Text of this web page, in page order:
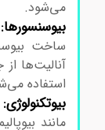
می‌شود.خرید
بیوسنسورها:
ساخت
آنالیت‌ها از
استفاده
بیوتکنولوژی:
مانند